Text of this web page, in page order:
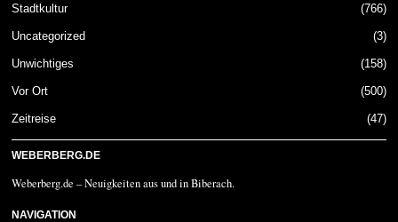
Stadtkultur 766
Uncategorized 3
Unwichtiges 158
Vor Ort 500
Zeitreise 47
WEBERBERG.DE
Weberberg.de – Neuigkeiten aus und in Biberach.
NAVIGATION